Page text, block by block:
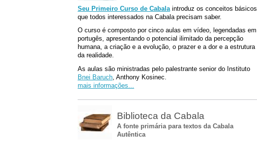
Seu Primeiro Curso de Cabala introduz os conceitos básicos
que todos interessados na Cabala precisam saber.
O curso é composto por cinco aulas em vídeo, legendadas em
portugês, apresentando o potencial ilimitado da percepção
humana, a criação e a evolução, o prazer e a dor e a estrutura
da realidade.
As aulas são ministradas pelo palestrante senior do Instituto
Bnei Baruch, Anthony Kosinec.
mais informações...
Biblioteca da Cabala
A fonte primária para textos da Cabala
Autêntica